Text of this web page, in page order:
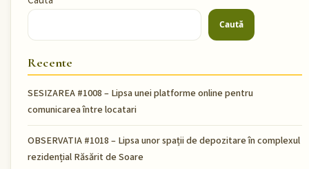
Caută
Recente
SESIZAREA #1008 – Lipsa unei platforme online pentru
comunicarea între locatari
OBSERVATIA #1018 – Lipsa unor spații de depozitare în complexul
rezidențial Răsărit de Soare